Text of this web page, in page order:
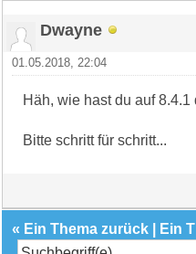
Dwayne
01.05.2018, 22:04
Häh, wie hast du auf
Bitte schritt für schritt...
« Ein Thema zurück Ein